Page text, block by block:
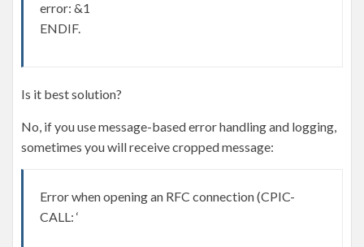
error: &1
ENDIF.
Is it best solution?
No, if you use message-based error handling and logging,
sometimes you will receive cropped message:
Error when opening an RFC connection (CPIC-
CALL: ‘